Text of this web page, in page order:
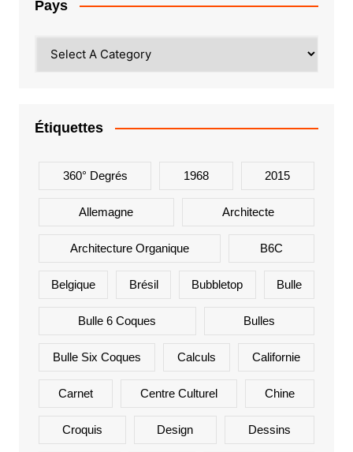
Pays
Étiquettes
360° Degrés 1968 2015
Allemagne Architecte
Architecture Organique B6C
Belgique Brésil Bubbletop Bulle
Bulle 6 Coques Bulles
Bulle Six Coques Calculs Californie
Carnet Centre Culturel Chine
Croquis Design Dessins